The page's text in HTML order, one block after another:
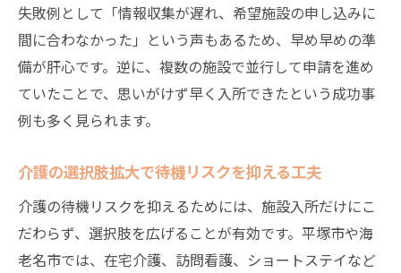
失敗例として「情報収集が遅れ、希望施設の申し込みに
間に合わなかった」という声もあるため、早め早めの準
備が肝心です。逆に、複数の施設で並行して申請を進め
ていたことで、思いがけず早く入所できたという成功事
例も多く見られます。
介護の選択肢拡大で待機リスクを抑える工夫
介護の待機リスクを抑えるためには、施設入所だけにこ
だわらず、選択肢を広げることが有効です。平塚市や海
老名市では、在宅介護、訪問看護、ショートステイなど